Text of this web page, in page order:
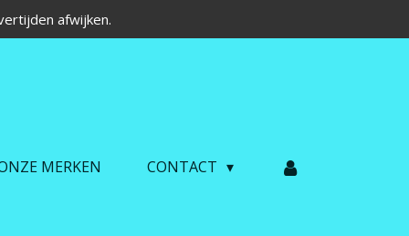
afwijken.
MERKEN CONTACT